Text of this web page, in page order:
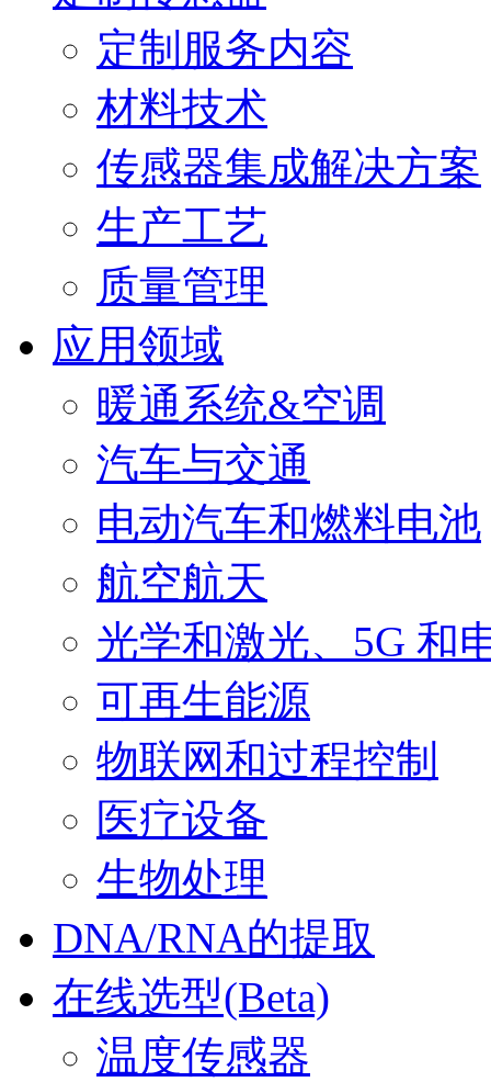
定制服务内容
材料技术
传感器集成解决方案
生产工艺
质量管理
应用领域
暖通系统&空调
汽车与交通
电动汽车和燃料电池
航空航天
光学和激光、5G 和
可再生能源
物联网和过程控制
医疗设备
生物处理
DNA/RNA的提取
在线选型(Beta)
温度传感器